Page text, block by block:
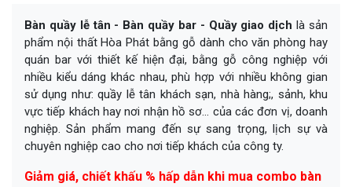
Bàn quầy lễ tân - Bàn quầy bar - Quầy giao dịchlà sản
phẩm nội thất Hòa Phát bằng gỗ dành cho văn phòng hay
quán bar với thiết kế hiện đại, bằng gỗ công nghiệp với
nhiều kiểu dáng khác nhau, phù hợp với nhiều không gian
sử dụng như: quầy lễ tân khách sạn, nhà hàng;, sảnh, khu
vực tiếp khách hay nơi nhận hồ sơ... của các đơn vị, doanh
nghiệp. Sản phẩm mang đến sự sang trọng, lịch sự và
chuyên nghiệp cao cho nơi tiếp khách của công ty.
Giảm giá, chiết khấu % hấp dẫn khi mua combo bàn